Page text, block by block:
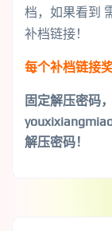
档，如果看到
补档链接！
每个补档链接
固定解压密码
解压密码！